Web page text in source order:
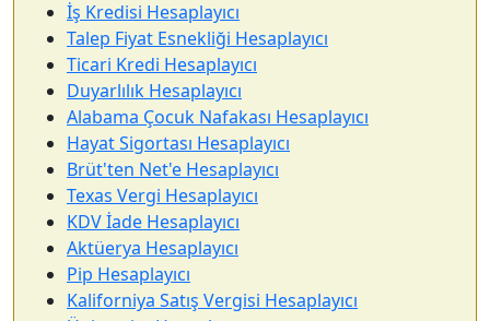
İş Kredisi Hesaplayıcı
Talep Fiyat Esnekliği Hesaplayıcı
Ticari Kredi Hesaplayıcı
Duyarlılık Hesaplayıcı
Alabama Çocuk Nafakası Hesaplayıcı
Hayat Sigortası Hesaplayıcı
Brüt'ten Net'e Hesaplayıcı
Texas Vergi Hesaplayıcı
KDV İade Hesaplayıcı
Aktüerya Hesaplayıcı
Pip Hesaplayıcı
Kaliforniya Satış Vergisi Hesaplayıcı